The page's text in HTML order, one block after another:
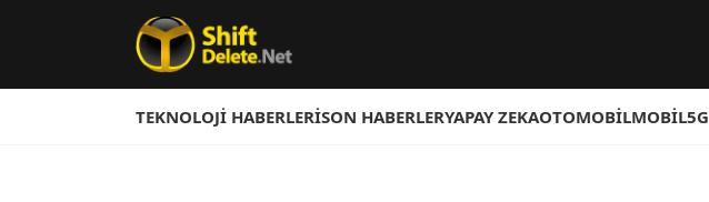
TEKNOLOJI HABERLERISON HABERLERYAPAY ZEKAOTOMOBILMOBIL5G